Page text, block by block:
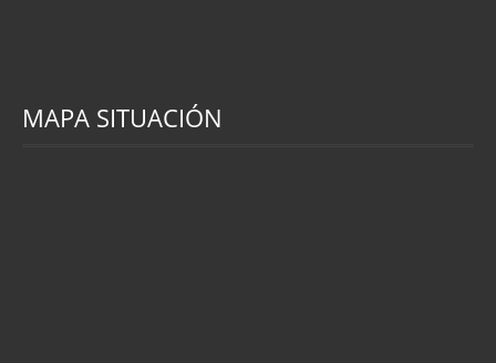
MAPA SITUACIÓN